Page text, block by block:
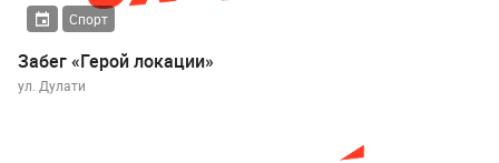
Спорт
Забег «Герой локации»
ул. Дулати